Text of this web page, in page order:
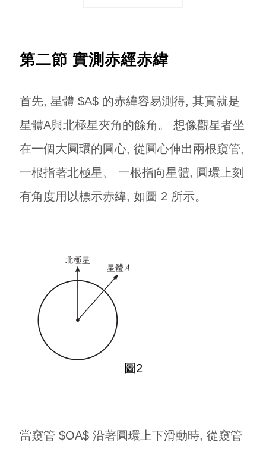
第二節 實測赤經赤緯
首先, 星體 $A$ 的赤緯容易測得, 其實就是
星體A與北極星夾角的餘角。 想像觀星者坐
在一個大圓環的圓心, 從圓心伸出兩根窺管,
一根指著北極星、 一根指向星體, 圓環上刻
有角度用以標示赤緯, 如圖 2 所示。
圖2
當窺管 $OA$ 沿著圓環上下滑動時, 從窺管